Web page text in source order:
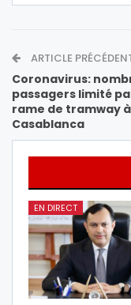
ARTICLE
Coronavirus:
passagers limité
rame de tramway à
Casablanca
EN DIRECT